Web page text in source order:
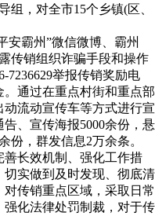
组，对全市15个乡镇(区、
安霸州”微信微博、霸州
传销组织诈骗手段和操作
7236629举报传销奖励电
通过在重点村街和重点部
流动宣传车等方式进行宣
、宣传海报5000余份，悬
份，群发信息2万余条。
长效机制、强化工作措
实做到及时发现、彻底清
传销重点区域，采取日常
化法律处罚制裁，对于传